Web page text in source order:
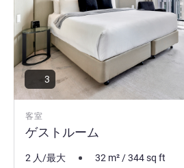
客室
ゲストルーム
3
2 人/最大 32 m²/344sq ft